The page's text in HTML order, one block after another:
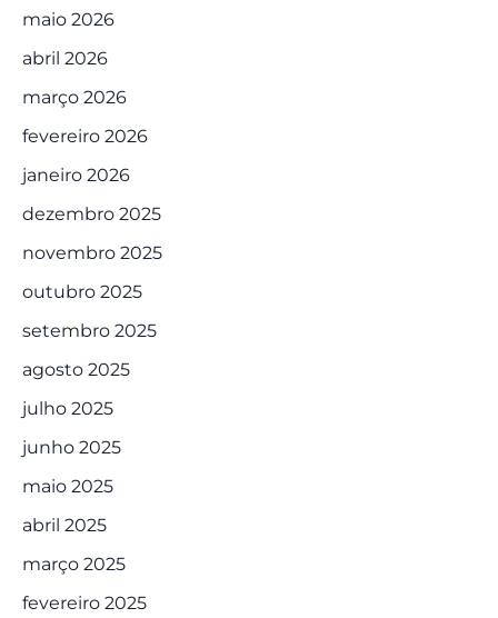
maio 2026
abril 2026
março 2026
fevereiro 2026
janeiro 2026
dezembro 2025
novembro 2025
outubro 2025
setembro 2025
agosto 2025
julho 2025
junho 2025
maio 2025
abril 2025
março 2025
fevereiro 2025